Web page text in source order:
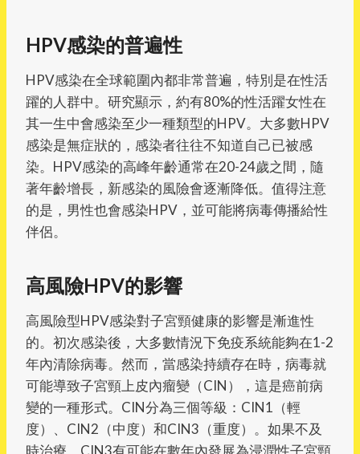
HPV感染的普遍性
HPV感染在全球範圍內都非常普遍，特別是在性活
躍的人群中。研究顯示，約有80%的性活躍女性在
其一生中會感染至少一種類型的HPV。大多數HPV
感染是無症狀的，感染者往往不知道自己已被感
染。HPV感染的高峰年齡通常在20-24歲之間，隨
著年齡增長，新感染的風險會逐漸降低。值得注意
的是，男性也會感染HPV，並可能將病毒傳播給性
伴侶。
高風險HPV的影響
高風險型HPV感染對子宮頸健康的影響是漸進性
的。初次感染後，大多數情況下免疫系統能夠在1-2
年內清除病毒。然而，當感染持續存在時，病毒就
可能導致子宮頸上皮內瘤變（CIN），這是癌前病
變的一種形式。CIN分為三個等級：CIN1（輕
度）、CIN2（中度）和CIN3（重度）。如果不及
時治療，CIN3有可能在數年內發展為浸潤性子宮頸